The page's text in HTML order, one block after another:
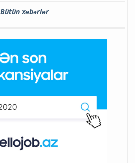
Bütün xəbərlər